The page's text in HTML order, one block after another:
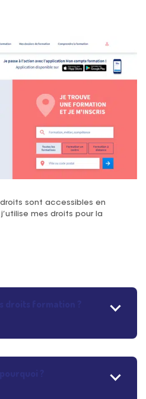
sont accessibles en
mes droits pour la
au titre d’une année